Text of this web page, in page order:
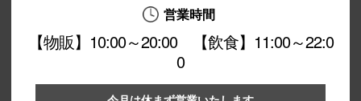
営業時間
【物販】10:00～20:00 【飲食】11:00～22:0
0